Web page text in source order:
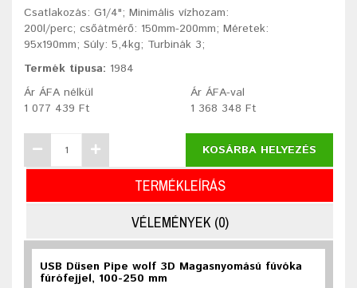
Csatlakozás: G1/4"; Minimális vízhozam:
200l/perc; csőátmérő: 150mm-200mm; Méretek:
95x190mm; Súly: 5,4kg; Turbinák 3;
Termék típusa: 1984
Ár ÁFA nélkül
1 077 439 Ft
Ár ÁFA-val
1 368 348 Ft
KOSÁRBA HELYEZÉS
TERMÉKLEÍRÁS
VÉLEMÉNYEK (0)
USB Düsen Pipe wolf 3D Magasnyomású fúvóka
fúrófejjel, 100-250 mm